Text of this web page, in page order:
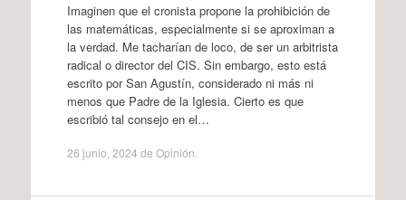
Imaginen que el cronista propone la prohibición de
las matemáticas, especialmente si se aproximan a
la verdad. Me tacharían de loco, de ser un arbitrista
radical o director del CIS. Sin embargo, esto está
escrito por San Agustín, considerado ni más ni
menos que Padre de la Iglesia. Cierto es que
escribió tal consejo en el…
26 junio, 2024 de Opinión